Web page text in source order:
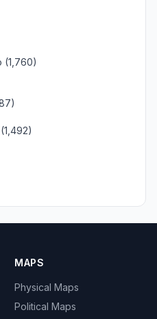
(1,760)
MAPS
Physical Maps
Political Maps